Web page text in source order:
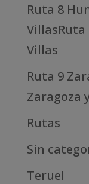
Ruta 8
VillasRuta
Villas
Ruta 9
Zaragoza
Rutas
Sin
Teruel